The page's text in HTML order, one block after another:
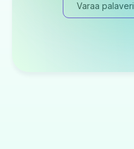
Varaa palaveri